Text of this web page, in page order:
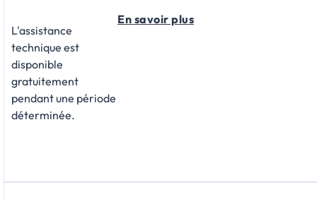
L'assistance
technique est
disponible
gratuitement
pendant une période
déterminée.
En savoir plus